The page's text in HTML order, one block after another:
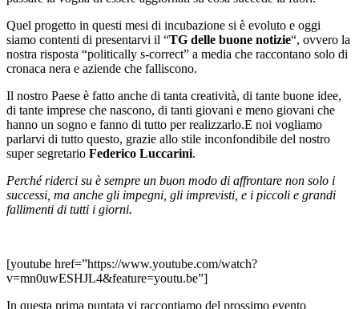
Quel progetto in questi mesi di incubazione si è evoluto e oggi
siamo contenti di presentarvi il “TG delle buone notizie“, ovvero la
nostra risposta “politically s-correct” a media che raccontano solo di
cronaca nera e aziende che falliscono.
Il nostro Paese è fatto anche di tanta creatività, di tante buone idee,
di tante imprese che nascono, di tanti giovani e meno giovani che
hanno un sogno e fanno di tutto per realizzarlo.E noi vogliamo
parlarvi di tutto questo, grazie allo stile inconfondibile del nostro
super segretario Federico Luccarini.
Perché riderci su è sempre un buon modo di affrontare non solo i
successi, ma anche gli impegni, gli imprevisti, e i piccoli e grandi
fallimenti di tutti i giorni.
[youtube href=”https://www.youtube.com/watch?
v=mn0uwESHJL4&feature=youtu.be”]
In questa prima puntata vi raccontiamo del prossimo evento